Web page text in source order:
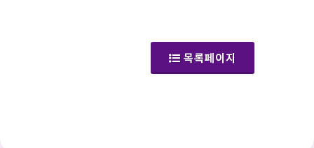
(공지사항)
목록페이지